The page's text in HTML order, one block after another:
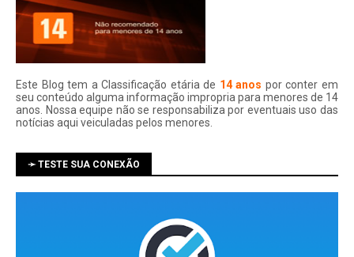
Este Blog tem a Classificação etária de 14 anos por conter em
seu conteúdo alguma informação impropria para menores de 14
anos. Nossa equipe não se responsabiliza por eventuais uso das
notí­cias aqui veiculadas pelos menores.
➛ TESTE SUA CONEXÃO